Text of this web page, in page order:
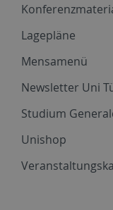
Lagepläne
Mensamenü
Newsletter Uni
Studium
Unishop